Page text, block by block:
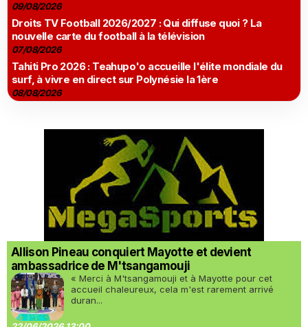
09/08/2026
Droits TV Football 2026/2027 : Qui diffuse quoi ? La
nouvelle carte du football à la télévision
07/08/2026
Tahiti Pro 2026 : Teahupo'o accueille l'élite mondiale du
surf, à vivre en direct sur Polynésie la 1ère
08/08/2026
Allison Pineau conquiert Mayotte et devient
ambassadrice de M'tsangamouji
« Merci à M'tsangamouji et à Mayotte pour cet
accueil chaleureux, cela m'est rarement arrivé
duran...